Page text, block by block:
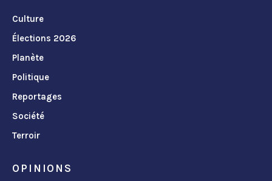
Culture
Élections 2026
Planète
Politique
Reportages
Société
Terroir
OPINIONS